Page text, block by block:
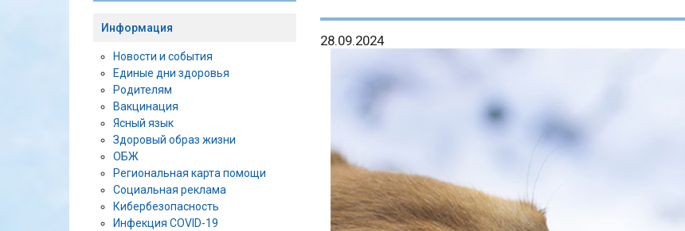
28.09.2024
Информация
Новости и события
Единые дни здоровья
Родителям
Вакцинация
Ясный язык
Здоровый образ жизни
ОБЖ
Региональная карта помощи
Социальная реклама
Кибербезопасность
Инфекция COVID-19